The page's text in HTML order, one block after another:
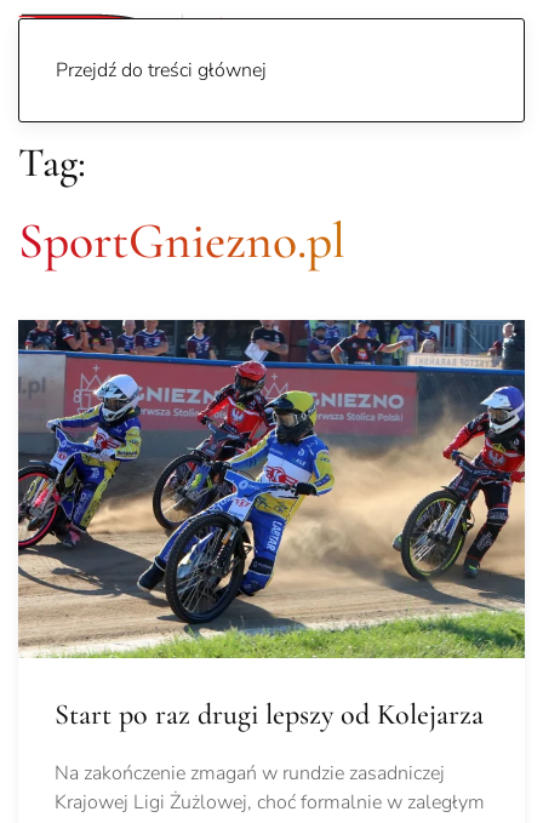
Przejdź do treści głównej
Tag:
SportGniezno.pl
Start po raz drugi lepszy od Kolejarza
Na zakończenie zmagań w rundzie zasadniczej
Krajowej Ligi Żużlowej, choć formalnie w zaległym